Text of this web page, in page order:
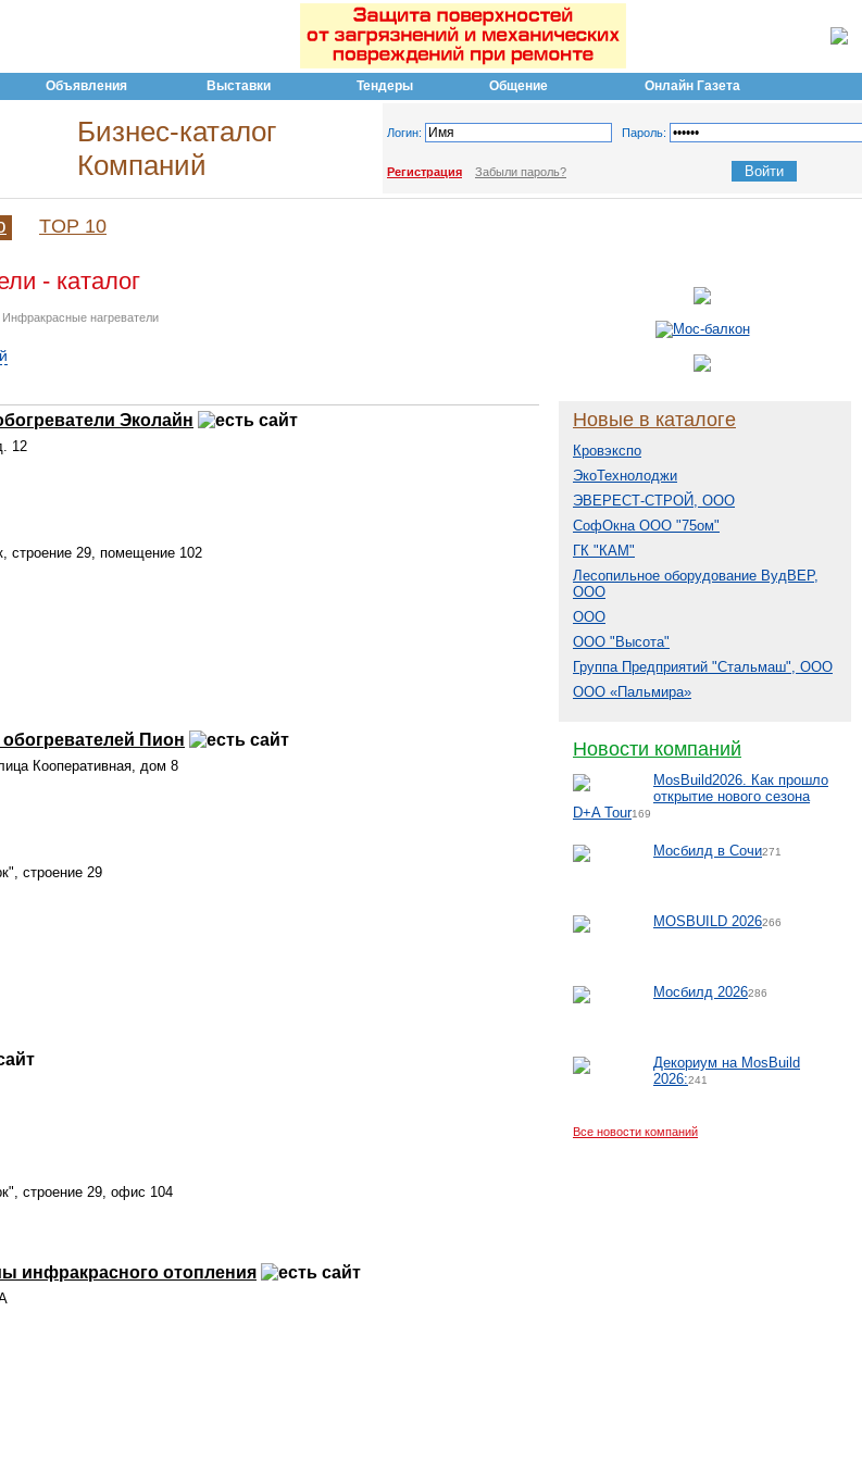
Объявления Выставки Тендеры Общение Онлайн Газета
Бизнес-каталог
Компаний
Логин: Пароль:
Регистрация Забыли пароль?
TOP 10
- каталог
Инфракрасные нагреватели
Эколайн
12
строение 29, помещение 102
Пион
Кооперативная, дом 8
строение 29
строение 29, офис 104
инфракрасного отопления
Новые в каталоге
Кровэкспо
ЭкоТехнолоджи
ЭВЕРЕСТ-СТРОЙ, ООО
СофОкна ООО "75ом"
ГК "КАМ"
Лесопильное оборудование ВудВЕР,
ООО
ООО
ООО "Высота"
Группа Предприятий "Стальмаш", ООО
ООО «Пальмира»
Новости компаний
MosBuild2026. Как прошло
открытие нового сезона
D+A Tour169
Мосбилд в Сочи271
MOSBUILD 2026266
Мосбилд 2026286
Декориум на MosBuild
2026:241
Все новости компаний